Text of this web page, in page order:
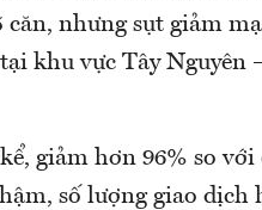
nhưng sụt giảm
khu vực Tây Nguyên
giảm hơn 96% so
số lượng giao dịch